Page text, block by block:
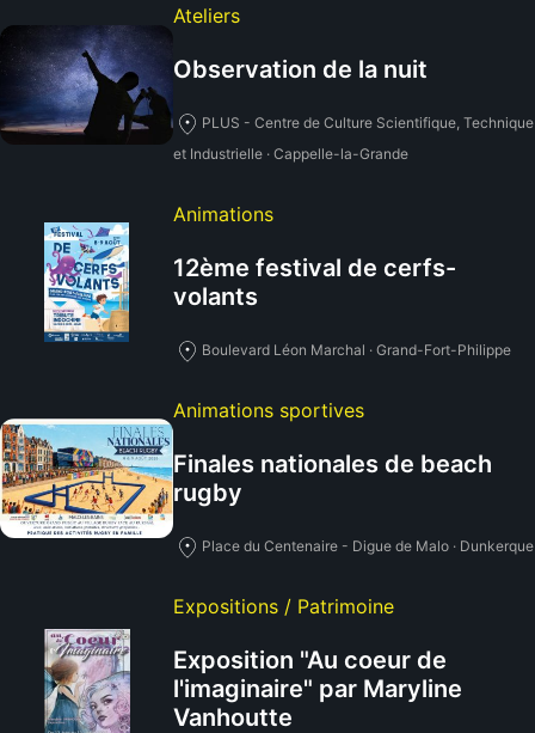
Ateliers
Observation de la nuit
PLUS - Centre de Culture Scientifique, Technique
et Industrielle · Cappelle-la-Grande
Animations
12ème festival de cerfs-
volants
Boulevard Léon Marchal · Grand-Fort-Philippe
Animations sportives
Finales nationales de beach
rugby
Place du Centenaire - Digue de Malo · Dunkerque
Expositions / Patrimoine
Exposition "Au coeur de
l'imaginaire" par Maryline
Vanhoutte